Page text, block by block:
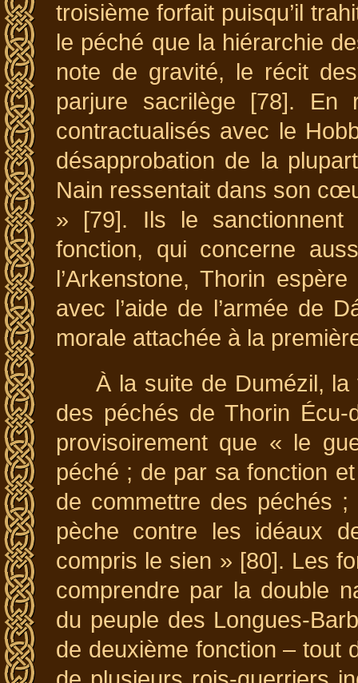
troisième forfait puisqu’il
le péché que la hiérarchie
note de gravité, le récit
parjure sacrilège [78]. En
contractualisés avec le
désapprobation de la
Nain ressentait dans son
» [79]. Ils le sanctionnent
fonction, qui concerne
l’Arkenstone, Thorin
avec l’aide de l’armée de
morale attachée à la
À la suite de Dumézil, la
des péchés de Thorin
provisoirement que « le
péché ; de par sa fonction
de commettre des péchés
pèche contre les idéaux
compris le sien » [80]. Les
comprendre par la double
du peuple des Longues-
de deuxième fonction – tout